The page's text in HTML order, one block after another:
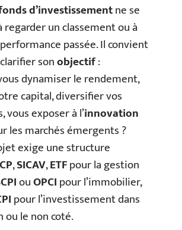
d’investissementne se
regarder un classement ou à
passée. Il convient
sonobjectif:
dynamiser le rendement,
capital, diversifier vos
vous exposer à l’innovation
les marchés émergents ?
exige une structure
,SICAV,ETFpour la gestion
ouOPCIpour l’immobilier,
pour l’investissement dans
ou le non coté.